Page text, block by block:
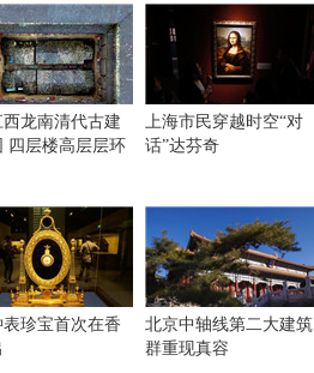
龙南清代古建
四层楼高层层环
上海市民穿越时空“对
话”达芬奇
珍宝首次在香
北京中轴线第二大建筑
群重现真容